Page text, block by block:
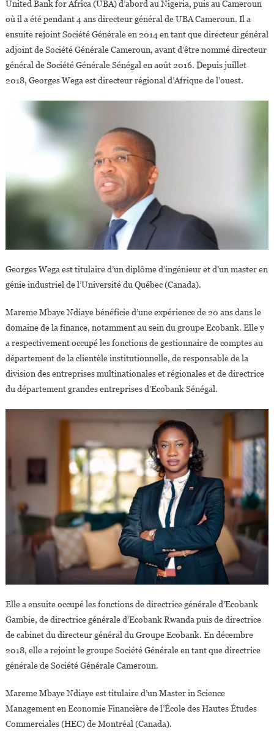
United Bank for Africa (UBA) d’abord au Nigeria, puis au Cameroun
où il a été pendant 4 ans directeur général de UBA Cameroun. Il a
ensuite rejoint Société Générale en 2014 en tant que directeur général
adjoint de Société Générale Cameroun, avant d’être nommé directeur
général de Société Générale Sénégal en août 2016. Depuis juillet
2018, Georges Wega est directeur régional d’Afrique de l’ouest.
Georges Wega est titulaire d’un diplôme d’ingénieur et d’un master en
génie industriel de l’Université du Québec (Canada).
Mareme Mbaye Ndiaye bénéficie d’une expérience de 20 ans dans le
domaine de la finance, notamment au sein du groupe Ecobank. Elle y
a respectivement occupé les fonctions de gestionnaire de comptes au
département de la clientèle institutionnelle, de responsable de la
division des entreprises multinationales et régionales et de directrice
du département grandes entreprises d’Ecobank Sénégal.
Elle a ensuite occupé les fonctions de directrice générale d’Ecobank
Gambie, de directrice générale d’Ecobank Rwanda puis de directrice
de cabinet du directeur général du Groupe Ecobank. En décembre
2018, elle a rejoint le groupe Société Générale en tant que directrice
générale de Société Générale Cameroun.
Mareme Mbaye Ndiaye est titulaire d’un Master in Science
Management en Economie Financière de l’École des Hautes Études
Commerciales (HEC) de Montréal (Canada).